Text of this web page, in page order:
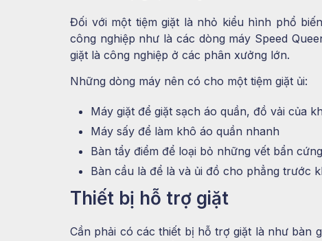
Đối với một tiệm giặt là nhỏ kiểu hình phổ
công nghiệp như là các dòng máy Speed
giặt là công nghiệp ở các phân xưởng lớn.
Những dòng máy nên có cho một tiệm giặt ủi:
Máy giặt để giặt sạch áo quần, đồ vải của
Máy sấy để làm khô áo quần nhanh
Bàn tẩy điểm để loại bỏ những vết bẩn
Bàn cầu là để là và ủi đồ cho phẳng trước
Thiết bị hỗ trợ giặt
Cần phải có các thiết bị hỗ trợ giặt là như bàn